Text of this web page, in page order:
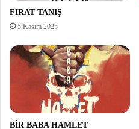
FIRAT TANIŞ
5 Kasım 2025
BİR BABA HAMLET